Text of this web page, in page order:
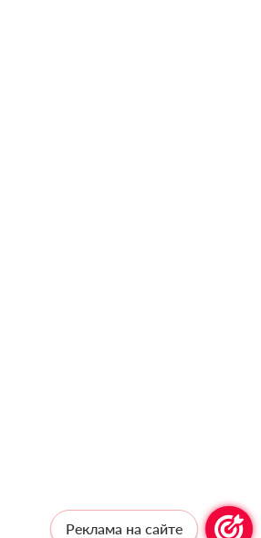
Реклама на сайте